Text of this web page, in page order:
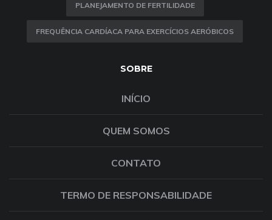
PLANEJAMENTO DE FERTILIDADE
FREQUÊNCIA CARDÍACA PARA EXERCÍCIOS AERÓBICOS
SOBRE
INÍCIO
QUEM SOMOS
CONTATO
TERMO DE RESPONSABILIDADE